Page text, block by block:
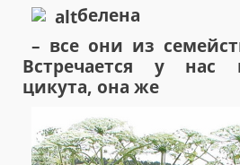
белена
– все они из
Встречается у нас
цикута, она же